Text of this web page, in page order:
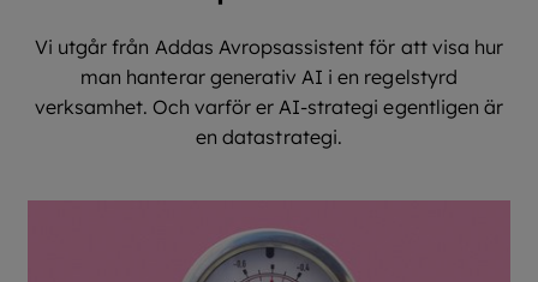
Vi utgår från Addas Avropsassistent för att visa hur
man hanterar generativ AI i en regelstyrd
verksamhet. Och varför er AI-strategi egentligen är
en datastrategi.